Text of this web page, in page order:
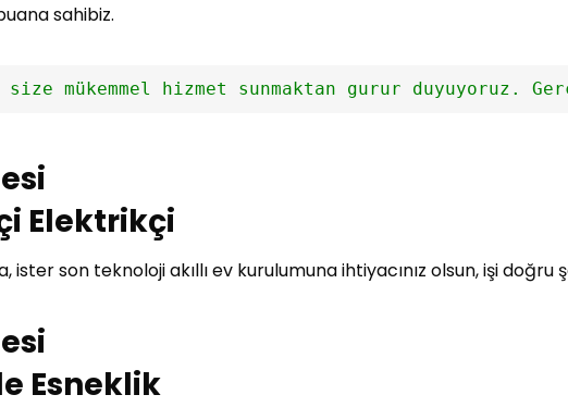
sahibiz.
mükemmel hizmet sunmaktan gurur duyuyoruz.
Elektrikçi
son teknoloji akıllı ev kurulumuna ihtiyacınız olsun, işi doğru
Esneklik